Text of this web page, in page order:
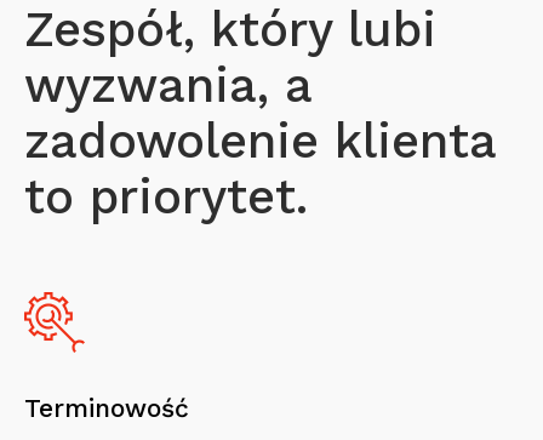
Zespół, który lubi
wyzwania, a
zadowolenie klienta
to priorytet.
Terminowość